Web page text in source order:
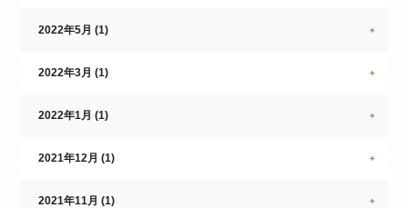
2022年5月 (1)
2022年3月 (1)
2022年1月 (1)
2021年12月 (1)
2021年11月 (1)